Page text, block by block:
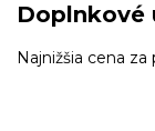
Doplnkové
Najnižšia cena